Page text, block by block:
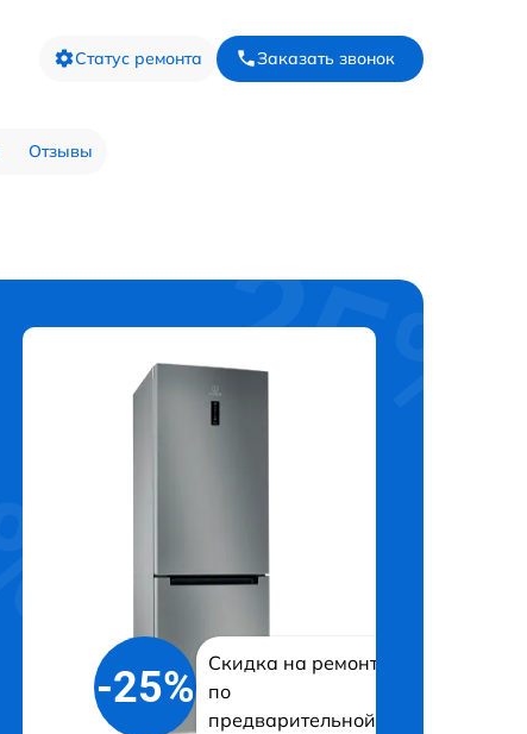
Статус ремонта Заказать звонок
Отзывы
-25%
Скидка на ремонт
по
предварительной